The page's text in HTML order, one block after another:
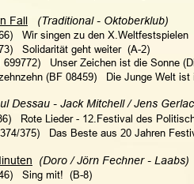
Fall
   (Traditional - Oktoberklub)
Wir singen zu den X.Weltfestspielen
Solidarität geht weiter  (A-2)
699772)   Unser Zeichen ist die Sonne
(BF 08459)   Die Junge Welt
Dessau - Jack Mitchell / Jens
Rote Lieder - 12.Festival des
375)   Das Beste aus 20 Jahren
  (Doro / Jörn Fechner - Laabs)
Sing mit!  (B-8)